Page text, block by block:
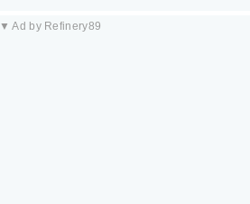
▼ Ad by Refinery89